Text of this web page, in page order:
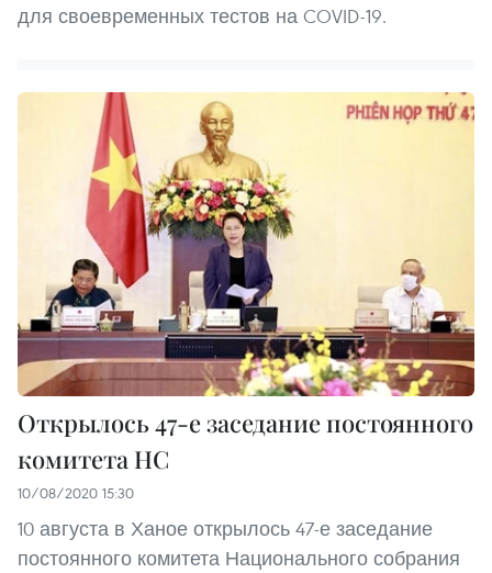
для своевременных тестов на COVID-19.
Открылось 47-е заседание постоянного
комитета НС
10/08/2020 15:30
10 августа в Ханое открылось 47-е заседание
постоянного комитета Национального собрания